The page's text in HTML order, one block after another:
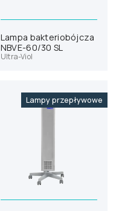
Lampa bakteriobójcza
NBVE-60/30 SL
Ultra-Viol
Lampy przepływowe